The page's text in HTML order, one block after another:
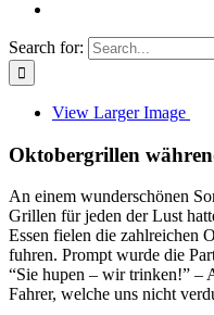
Search for:
View Larger Image
Oktobergrillen
An einem wunderschönen
Grillen für jeden der Lust
Essen fielen die zahlreichen
fuhren. Prompt wurde die
“Sie hupen – wir trinken!” –
Fahrer, welche uns nicht